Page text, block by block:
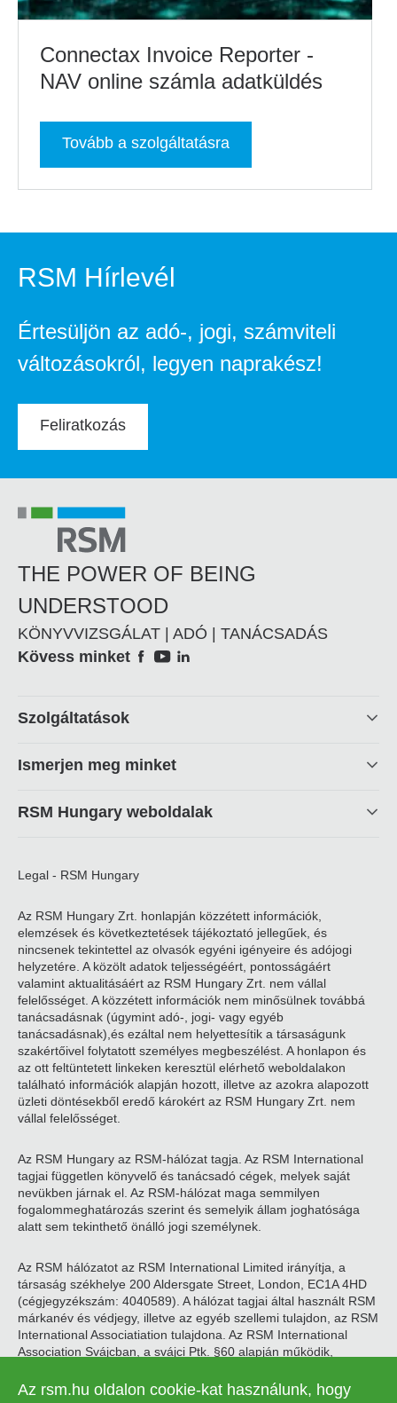
Connectax Invoice Reporter -
NAV online számla adatküldés
Tovább a szolgáltatásra
RSM Hírlevél
Értesüljön az adó-, jogi, számviteli
változásokról, legyen naprakész!
Feliratkozás
THE POWER OF BEING
UNDERSTOOD
KÖNYVVIZSGÁLAT | ADÓ | TANÁCSADÁS
Social
Kövess minket
Footer
Szolgáltatások
Ismerjen meg minket
RSM Hungary weboldalak
Legal - RSM Hungary
Az RSM Hungary Zrt. honlapján közzétett információk,
elemzések és következtetések tájékoztató jellegűek, és
nincsenek tekintettel az olvasók egyéni igényeire és adójogi
helyzetére. A közölt adatok teljességéért, pontosságáért
valamint aktualitásáért az RSM Hungary Zrt. nem vállal
felelősséget. A közzétett információk nem minősülnek továbbá
tanácsadásnak (úgymint adó-, jogi- vagy egyéb
tanácsadásnak),és ezáltal nem helyettesítik a társaságunk
szakértőivel folytatott személyes megbeszélést. A honlapon és
az ott feltüntetett linkeken keresztül elérhető weboldalakon
található információk alapján hozott, illetve az azokra alapozott
üzleti döntésekből eredő károkért az RSM Hungary Zrt. nem
vállal felelősséget.
Az RSM Hungary az RSM-hálózat tagja. Az RSM International
tagjai független könyvelő és tanácsadó cégek, melyek saját
nevükben járnak el. Az RSM-hálózat maga semmilyen
fogalommeghatározás szerint és semelyik állam joghatósága
alatt sem tekinthető önálló jogi személynek.
Az RSM hálózatot az RSM International Limited irányítja, a
társaság székhelye 200 Aldersgate Street, London, EC1A 4HD
(cégjegyzékszám: 4040589). A hálózat tagjai által használt RSM
márkanév és védjegy, illetve az egyéb szellemi tulajdon, az RSM
International Associatiation tulajdona. Az RSM International
Association Svájcban, a svájci Ptk. §60 alapján működik,
Az rsm.hu oldalon cookie-kat használunk, hogy